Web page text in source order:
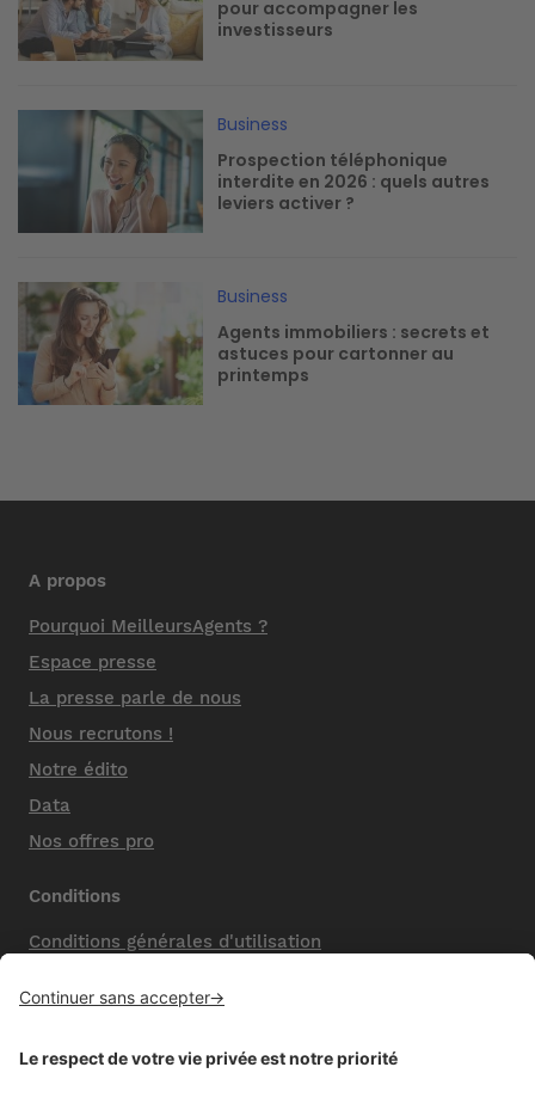
pour accompagner les
investisseurs
Image
Business
Prospection téléphonique
interdite en 2026 : quels autres
leviers activer ?
Image
Business
Agents immobiliers : secrets et
astuces pour cartonner au
printemps
A propos
Pourquoi MeilleursAgents ?
Espace presse
La presse parle de nous
Nous recrutons !
Notre édito
Data
Nos offres pro
Conditions
Conditions générales d'utilisation
Nos honoraires de vente
Politique de confidentialité